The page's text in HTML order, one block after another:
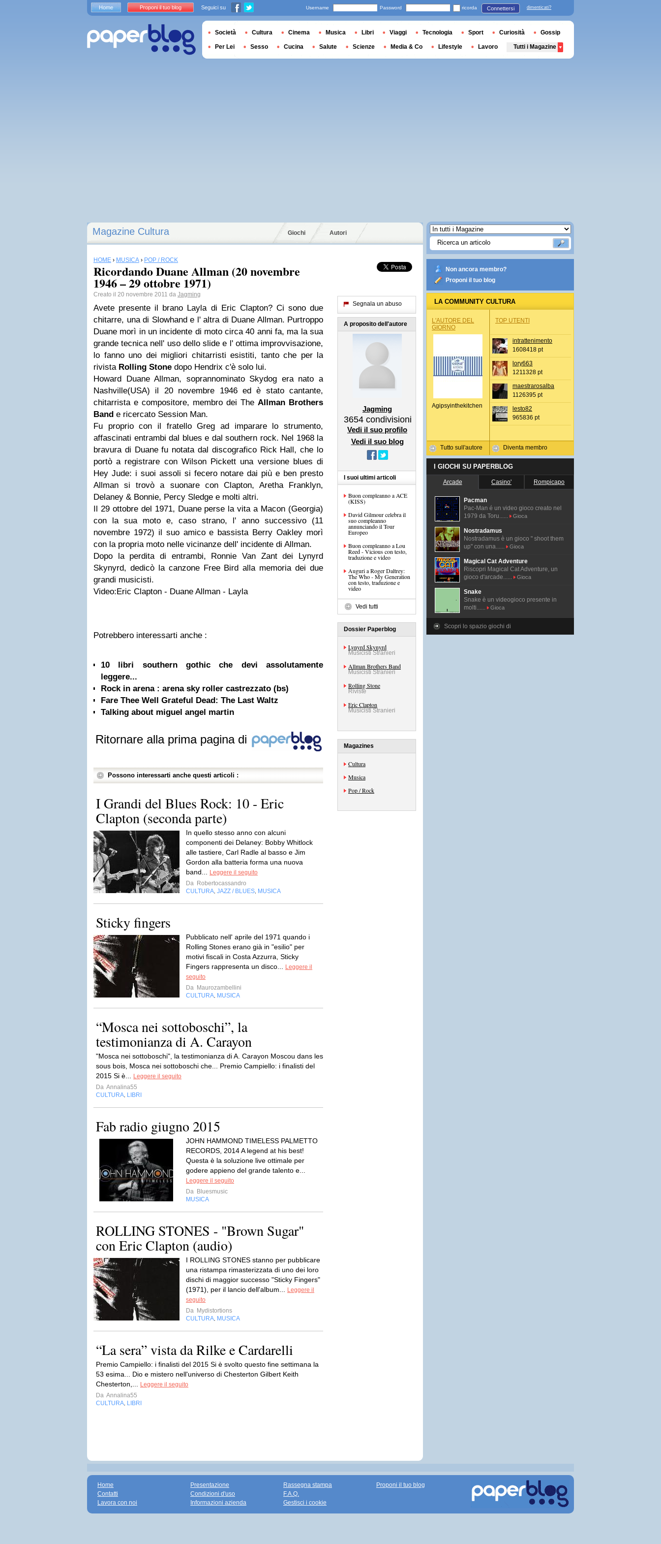
Magazine Cultura Giochi Autori
HOME › MUSICA › POP / ROCK
Ricordando Duane Allman (20 novembre
1946 – 29 ottobre 1971)
Creato il 20 novembre 2011 da Jagming
Avete presente il brano Layla di Eric Clapton? Ci sono due
chitarre, una di Slowhand e l' altra di Duane Allman. Purtroppo
Duane morì in un incidente di moto circa 40 anni fa, ma la sua
grande tecnica nell' uso dello slide e l' ottima improvvisazione,
lo fanno uno dei migliori chitarristi esistiti, tanto che per la
rivista Rolling Stone dopo Hendrix c'è solo lui.
Howard Duane Allman, soprannominato Skydog era nato a
Nashville(USA) il 20 novembre 1946 ed è stato cantante,
chitarrista e compositore, membro dei The Allman Brothers
Band e ricercato Session Man.
Fu proprio con il fratello Greg ad imparare lo strumento,
affascinati entrambi dal blues e dal southern rock. Nel 1968 la
bravura di Duane fu notata dal discografico Rick Hall, che lo
portò a registrare con Wilson Pickett una versione blues di
Hey Jude: i suoi assoli si fecero notare dai più e ben presto
Allman si trovò a suonare con Clapton, Aretha Franklyn,
Delaney & Bonnie, Percy Sledge e molti altri.
Il 29 ottobre del 1971, Duane perse la vita a Macon (Georgia)
con la sua moto e, caso strano, l' anno successivo (11
novembre 1972) il suo amico e bassista Berry Oakley morì
con la propria moto nelle vicinanze dell' incidente di Allman.
Dopo la perdita di entrambi, Ronnie Van Zant dei Lynyrd
Skynyrd, dedicò la canzone Free Bird alla memoria dei due
grandi musicisti.
Video:Eric Clapton - Duane Allman - Layla
Potrebbero interessarti anche :
10 libri southern gothic che devi assolutamente
leggere...
Rock in arena : arena sky roller castrezzato (bs)
Fare Thee Well Grateful Dead: The Last Waltz
Talking about miguel angel martin
Ritornare alla prima pagina di
Possono interessarti anche questi articoli :
I Grandi del Blues Rock: 10 - Eric
Clapton (seconda parte)
In quello stesso anno con alcuni
componenti dei Delaney: Bobby Whitlock
alle tastiere, Carl Radle al basso e Jim
Gordon alla batteria forma una nuova
band...
Leggere il seguito
Da Robertocassandro
CULTURA JAZZ / BLUES MUSICA
Sticky fingers
Pubblicato nell' aprile del 1971 quando i
Rolling Stones erano già in "esilio" per
motivi fiscali in Costa Azzurra, Sticky
Fingers rappresenta un disco...
Leggere il
seguito
Da Maurozambellini
CULTURA MUSICA
“Mosca nei sottoboschi”, la
testimonianza di A. Carayon
"Mosca nei sottoboschi", la testimonianza di A. Carayon Moscou dans les
sous bois, Mosca nei sottoboschi che... Premio Campiello: i finalisti del
2015 Si è...
Leggere il seguito
Da Annalina55
CULTURA LIBRI
Fab radio giugno 2015
JOHN HAMMOND TIMELESS PALMETTO
RECORDS, 2014 A legend at his best!
Questa è la soluzione live ottimale per
godere appieno del grande talento e...
Leggere il seguito
Da Bluesmusic
MUSICA
ROLLING STONES - "Brown Sugar"
con Eric Clapton (audio)
I ROLLING STONES stanno per pubblicare
una ristampa rimasterizzata di uno dei loro
dischi di maggior successo "Sticky Fingers"
(1971), per il lancio dell'album...
Leggere il
seguito
Da Mydistortions
CULTURA MUSICA
“La sera” vista da Rilke e Cardarelli
Premio Campiello: i finalisti del 2015 Si è svolto questo fine settimana la
53 esima... Dio e mistero nell'universo di Chesterton Gilbert Keith
Chesterton,...
Leggere il seguito
Da Annalina55
CULTURA LIBRI
Segnala un abuso
A proposito dell'autore
Jagming
3654 condivisioni
Vedi il suo profilo
Vedi il suo blog
I suoi ultimi articoli
Buon compleanno a ACE
(KISS)
David Gilmour celebra il
suo compleanno
annunciando il Tour
Europeo
Buon compleanno a Lou
Reed - Vicious con testo,
traduzione e video
Auguri a Roger Daltrey:
The Who - My Generation
con testo, traduzione e
video
Vedi tutti
Dossier Paperblog
Lynyrd Skynyrd
Musicisti Stranieri
Allman Brothers Band
Musicisti Stranieri
Rolling Stone
Riviste
Eric Clapton
Musicisti Stranieri
Magazines
Cultura
Musica
Pop / Rock
Non ancora membro?
Proponi il tuo blog
LA COMMUNITY CULTURA
L'AUTORE DEL
GIORNO
Agipsyinthekitchen
Tutto sull'autore
TOP UTENTI
intrattenimento
1608418 pt
lory663
1211328 pt
maestrarosalba
1126395 pt
lesto82
965836 pt
Diventa membro
I GIOCHI SU PAPERBLOG
Arcade Casino' Rompicapo
Pacman
Pac-Man é un video gioco creato nel
1979 da Toru......
Gioca
Nostradamus
Nostradamus è un gioco " shoot them
up" con una......
Gioca
Magical Cat Adventure
Riscopri Magical Cat Adventure, un
gioco d'arcade......
Gioca
Snake
Snake è un videogioco presente in
molti......
Gioca
Scopri lo spazio giochi di
Home Proponi il tuo blog Seguici su Username Password ricorda Connettersi dimenticati?
Società Cultura Cinema Musica Libri Viaggi Tecnologia Sport Curiosità Gossip
Per Lei Sesso Cucina Salute Scienze Media & Co Lifestyle Lavoro Tutti i Magazine
Home
Contatti
Lavora con noi
Presentazione
Condizioni d'uso
Informazioni azienda
Rassegna stampa
F.A.Q.
Gestisci i cookie
Proponi il tuo blog